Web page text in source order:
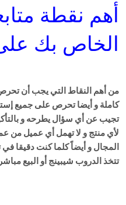
أهم نقطة
الخاص بك
من أهم النقاط التي يجب أن
كاملة و أيضا تحرص على جميع
تجيب عن أي سؤال يطرحه و
لأي منتج و لا تهمل أي عميل من
المجال و أيضاً كلما كنت دقيقا
تتخذ الدروب شيبينج أو البيع